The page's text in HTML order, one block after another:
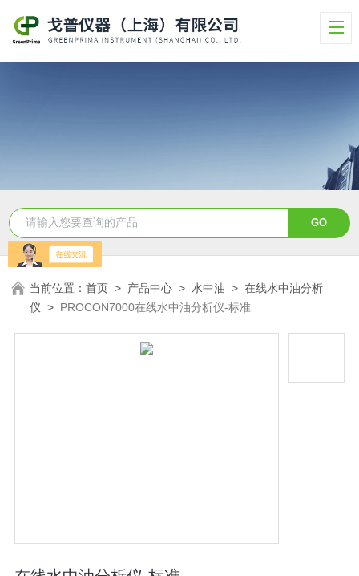
当前位置：首页 > 产品中心 > 水中油 >在线水中油分析
仪 > PROCON7000在线水中油分析仪-标准